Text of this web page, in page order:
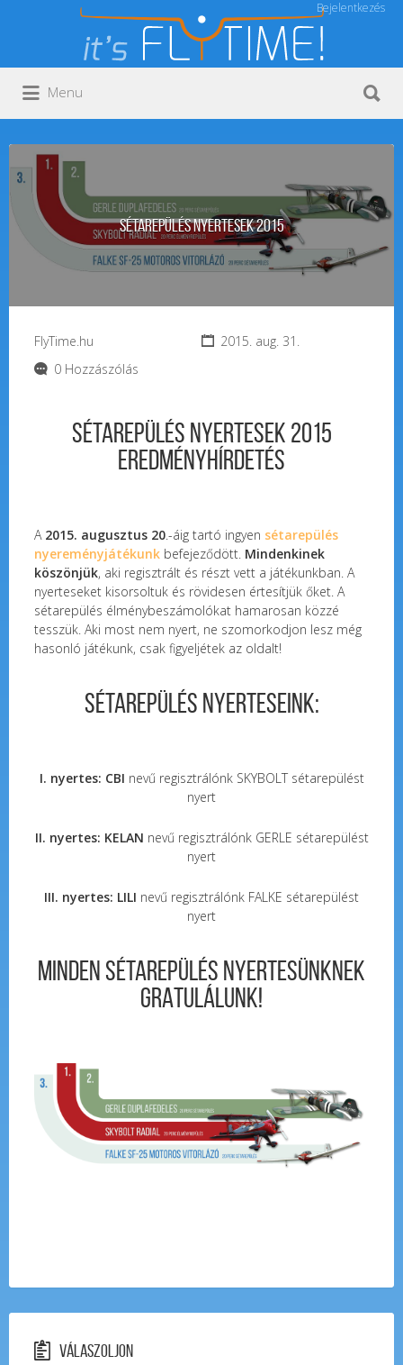
Bejelentkezés
Keresés:
Menu
Sétarepülés nyertesek 2015
FlyTime.hu
2015. aug. 31.
0 Hozzászólás
Sétarepülés nyertesek 2015
eredményhírdetés
A 2015. augusztus 20.-áig tartó ingyen sétarepülés
nyereményjátékunk befejeződött. Mindenkinek
köszönjük, aki regisztrált és részt vett a játékunkban. A
nyerteseket kisorsoltuk és rövidesen értesítjük őket. A
sétarepülés élménybeszámolókat hamarosan közzé
tesszük. Aki most nem nyert, ne szomorkodjon lesz még
hasonló játékunk, csak figyeljétek az oldalt!
Sétarepülés Nyerteseink:
I. nyertes: CBI nevű regisztrálónk SKYBOLT sétarepülést
nyert
II. nyertes: KELAN nevű regisztrálónk GERLE sétarepülést
nyert
III. nyertes: LILI nevű regisztrálónk FALKE sétarepülést
nyert
Minden sétarepülés nyertesünknek
GRATULÁLUNK!
Válaszoljon